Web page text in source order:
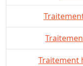
Traitement